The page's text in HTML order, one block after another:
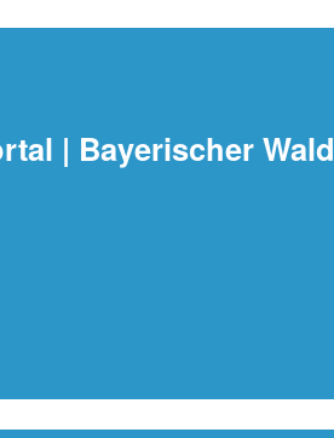
| Bayerischer Wald